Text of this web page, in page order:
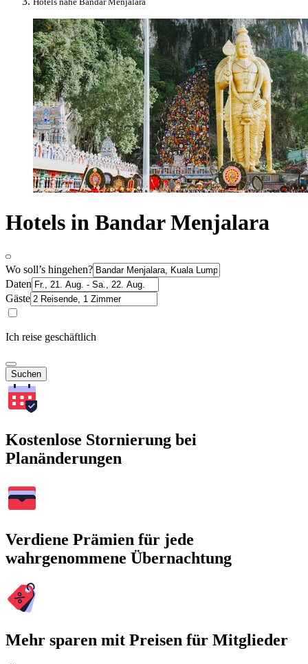
Hotels in Bandar Menjalara
Wo soll’s hingehen?
Daten
Gäste
Ich reise geschäftlich
Suchen
Kostenlose Stornierung bei
Planänderungen
Verdiene Prämien für jede
wahrgenommene Übernachtung
Mehr sparen mit Preisen für Mitglieder